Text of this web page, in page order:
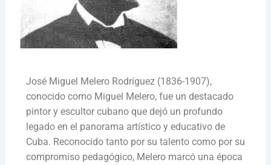
José Miguel Melero Rodríguez (1836-1907),
conocido como Miguel Melero, fue un destacado
pintor y escultor cubano que dejó un profundo
legado en el panorama artístico y educativo de
Cuba. Reconocido tanto por su talento como por su
compromiso pedagógico, Melero marcó una época